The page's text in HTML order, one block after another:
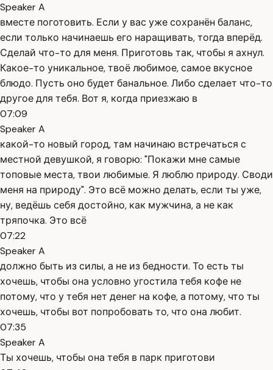
Speaker A
вместе поготовить. Если у вас уже сохранён баланс,
если только начинаешь его наращивать, тогда вперёд.
Сделай что-то для меня. Приготовь так, чтобы я ахнул.
Какое-то уникальное, твоё любимое, самое вкусное
блюдо. Пусть оно будет банальное. Либо сделает что-то
другое для тебя. Вот я, когда приезжаю в
07:09
Speaker A
какой-то новый город, там начинаю встречаться с
местной девушкой, я говорю: "Покажи мне самые
топовые места, твои любимые. Я люблю природу. Своди
меня на природу". Это всё можно делать, если ты уже,
ну, ведёшь себя достойно, как мужчина, а не как
тряпочка. Это всё
07:22
Speaker A
должно быть из силы, а не из бедности. То есть ты
хочешь, чтобы она условно угостила тебя кофе не
потому, что у тебя нет денег на кофе, а потому, что ты
хочешь, чтобы вот попробовать то, что она любит.
07:35
Speaker A
Ты хочешь, чтобы она тебя в парк приготови